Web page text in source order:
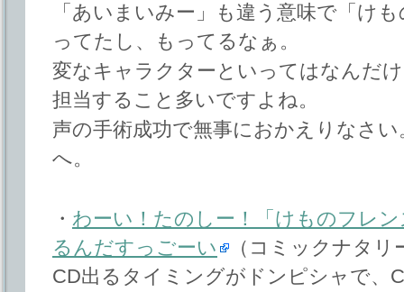
「あいまいみー」も違う意味で「け
ってたし、もってるなぁ。
変なキャラクターといってはなんだ
担当すること多いですよね。
声の手術成功で無事におかえりなさ
へ。
・ わーい！たのしー！「けものフレ
るんだすっごーい
（コミックナタリ
CD出るタイミングがドンピシャで、